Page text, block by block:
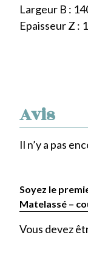
Avis
Il n’y a pas
Soyez le
Matelassé –
Vous devez
Largeur B :
Epaisseur Z :